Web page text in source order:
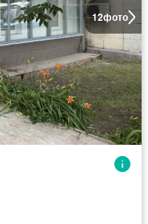
12фото